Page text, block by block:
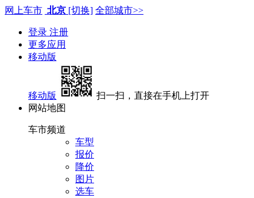
网上车市 北京 [切换] 全部城市>>
登录 注册
更多应用
移动版
移动版
扫一扫，直接在手机上打开
网站地图
车市频道
车型
报价
降价
图片
选车